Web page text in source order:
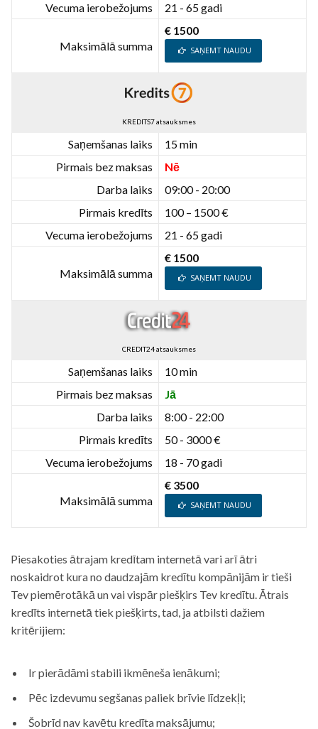
Vecuma ierobežojums
21 - 65 gadi
Maksimālā summa
€ 1500
SAŅEMT NAUDU
KREDITS7 atsauksmes
Saņemšanas laiks
15 min
Pirmais bez maksas
Nē
Darba laiks
09:00 - 20:00
Pirmais kredīts
100 – 1500 €
Vecuma ierobežojums
21 - 65 gadi
Maksimālā summa
€ 1500
SAŅEMT NAUDU
CREDIT24 atsauksmes
Saņemšanas laiks
10 min
Pirmais bez maksas
Jā
Darba laiks
8:00 - 22:00
Pirmais kredīts
50 - 3000 €
Vecuma ierobežojums
18 - 70 gadi
Maksimālā summa
€ 3500
SAŅEMT NAUDU
Piesakoties ātrajam kredītam internetā vari arī ātri
noskaidrot kura no daudzajām kredītu kompānijām ir tieši
Tev piemērotākā un vai vispār piešķirs Tev kredītu. Ātrais
kredīts internetā tiek piešķirts, tad, ja atbilsti dažiem
kritērijiem:
Ir pierādāmi stabili ikmēneša ienākumi;
Pēc izdevumu segšanas paliek brīvie līdzekļi;
Šobrīd nav kavētu kredīta maksājumu;